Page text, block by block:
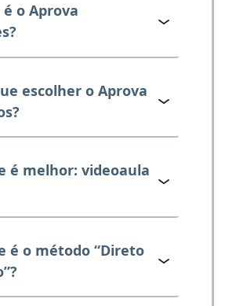
é o Aprova
escolher o Aprova
é melhor: videoaula
é o método “Direto